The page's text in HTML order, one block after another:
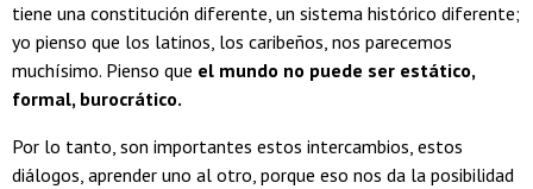
tiene una constitución diferente, un sistema histórico diferente;
yo pienso que los latinos, los caribeños, nos parecemos
muchísimo. Pienso que el mundo no puede ser estático,
formal, burocrático.
Por lo tanto, son importantes estos intercambios, estos
diálogos, aprender uno al otro, porque eso nos da la posibilidad